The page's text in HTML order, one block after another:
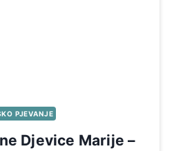
PJEVANJE
Djevice Marije –